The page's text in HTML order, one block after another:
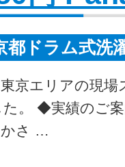
都ドラム式洗
京エリアの現
。 ◆実績のご
かさ …